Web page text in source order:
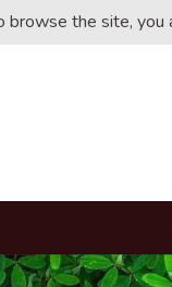
browse the site, you